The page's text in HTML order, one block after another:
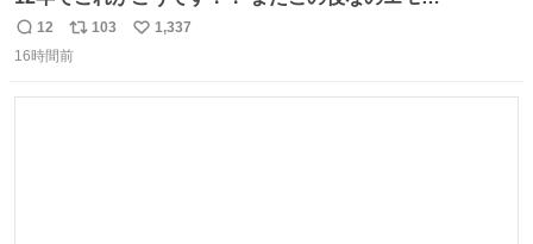
い！！！！❣️ もうはたちになってしまった
返
信
12
リ
ポ
103
い
1,337
16時間前